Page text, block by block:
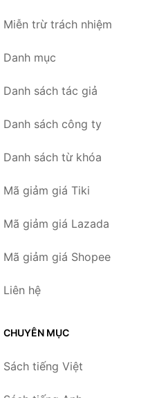
Miễn trừ trách nhiệm
Danh mục
Danh sách tác giả
Danh sách công ty
Danh sách từ khóa
Mã giảm giá Tiki
Mã giảm giá Lazada
Mã giảm giá Shopee
Liên hệ
CHUYÊN MỤC
Sách tiếng Việt